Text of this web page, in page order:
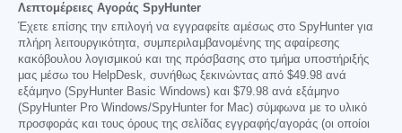
Λεπτομέρειες Αγοράς SpyHunter
Έχετε επίσης την επιλογή να εγγραφείτε αμέσως στο SpyHunter για
πλήρη λειτουργικότητα, συμπεριλαμβανομένης της αφαίρεσης
κακόβουλου λογισμικού και της πρόσβασης στο τμήμα υποστήριξής
μας μέσω του HelpDesk, συνήθως ξεκινώντας από $49.98 ανά
εξάμηνο (SpyHunter Basic Windows) και $79.98 ανά εξάμηνο
(SpyHunter Pro Windows/SpyHunter for Mac) σύμφωνα με το υλικό
προσφοράς και τους όρους της σελίδας εγγραφής/αγοράς (οι οποίοι